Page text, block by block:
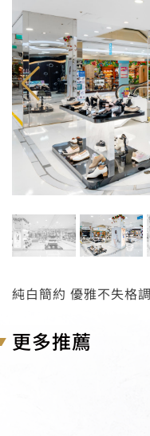
純白簡約 優雅不失格調
更多推薦